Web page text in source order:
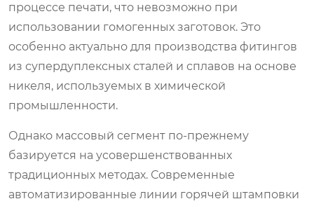
процессе печати, что невозможно при
использовании гомогенных заготовок. Это
особенно актуально для производства фитингов
из супердуплексных сталей и сплавов на основе
никеля, используемых в химической
промышленности.
Однако массовый сегмент по-прежнему
базируется на усовершенствованных
традиционных методах. Современные
автоматизированные линии горячей штамповки